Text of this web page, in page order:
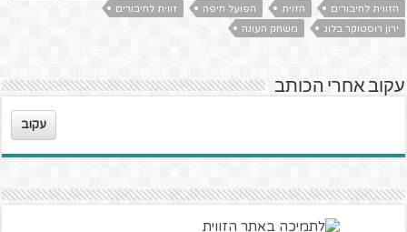
הזווית לחיבורים
הזוית הפועל חיפה
זווית לחיבורים
ירון רוסטוקר בלוג
משחק העונה
עקוב אחרי הכותב
עקוב